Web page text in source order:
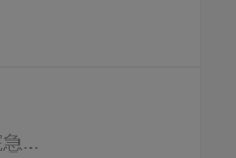
急救中心 120太和医院急诊室 8801399人民医院急诊室 8637999东风总医院急诊室 8223227市妇幼保健院急诊室 13687212232；8125999市疾控中心 12320 （如有错误，请联系客服修改）